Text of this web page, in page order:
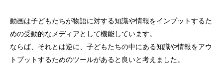
動画は子どもたちが物語に対する知識や情報をインプットするた
めの受動的なメディアとして機能しています。
ならば、それとは逆に、子どもたちの中にある知識や情報をアウ
トプットするためのツールがあると良いと考えました。